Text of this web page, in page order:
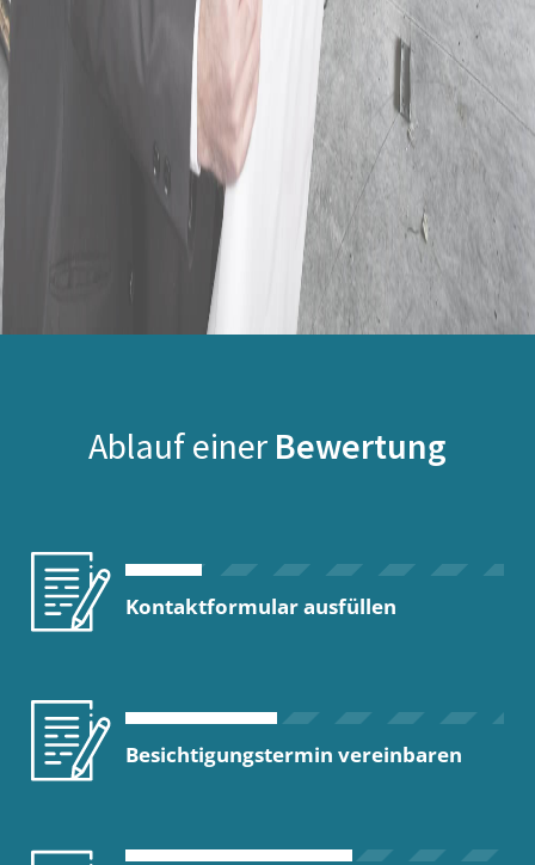
Ablauf einer Bewertung
Kontaktformular ausfüllen
Besichtigungstermin vereinbaren